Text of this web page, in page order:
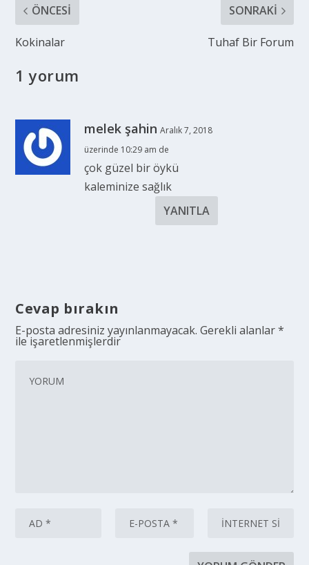
ÖNCESI
Kokinalar
SONRAKI
Tuhaf Bir Forum
1 yorum
melek şahin Aralık 7, 2018
üzerinde 10:29 am de
çok güzel bir öykü
kaleminize sağlık
YANITLA
Cevap bırakın
E-posta adresiniz yayınlanmayacak. Gerekli alanlar*
ile işaretlenmişlerdir